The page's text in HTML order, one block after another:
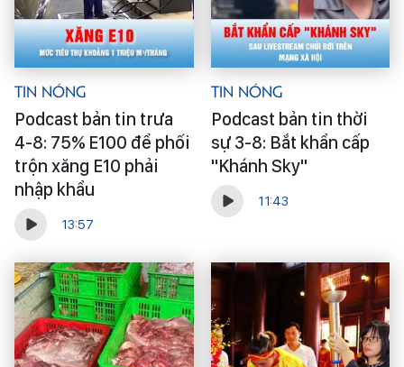
Tin Nóng
Podcast bản tin trưa
4-8: 75% E100 để phối
trộn xăng E10 phải
nhập khẩu
13:57
Tin Nóng
Podcast bản tin thời
sự 3-8: Bắt khẩn cấp
"Khánh Sky"
11:43